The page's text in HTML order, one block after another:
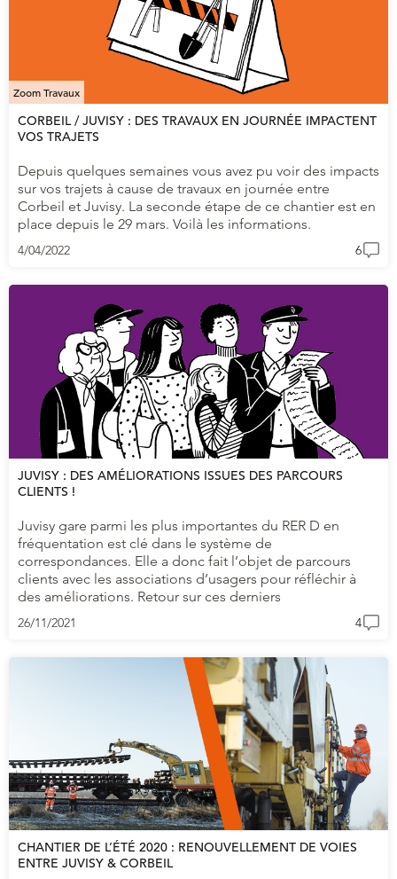
Zoom Travaux
CORBEIL / JUVISY : DES TRAVAUX EN JOURNÉE IMPACTENT
VOS TRAJETS
Depuis quelques semaines vous avez pu voir des impacts
sur vos trajets à cause de travaux en journée entre
Corbeil et Juvisy. La seconde étape de ce chantier est en
place depuis le 29 mars. Voilà les informations.
4/04/2022 6
JUVISY : DES AMÉLIORATIONS ISSUES DES PARCOURS
CLIENTS !
Juvisy gare parmi les plus importantes du RER D en
fréquentation est clé dans le système de
correspondances. Elle a donc fait l’objet de parcours
clients avec les associations d’usagers pour réfléchir à
des améliorations. Retour sur ces derniers
26/11/2021 4
CHANTIER DE L’ÉTÉ 2020 : RENOUVELLEMENT DE VOIES
ENTRE JUVISY & CORBEIL